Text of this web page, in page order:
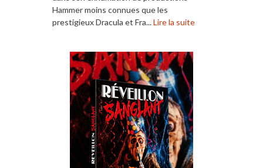
Hammer moins connues que les
prestigieux Dracula et Fra...Lire la suite